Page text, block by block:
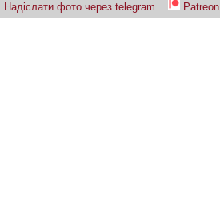
Надіслати фото через telegram
Patreon